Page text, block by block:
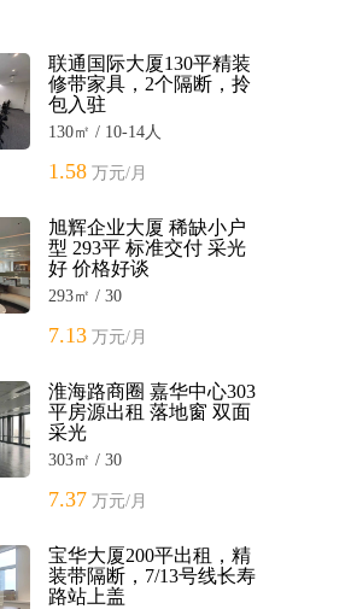
联通国际大厦130平精装
修带家具，2个隔断，拎
包入驻
130㎡ / 10-14人
1.58 万元/月
旭辉企业大厦 稀缺小户
型 293平 标准交付 采光
好 价格好谈
293㎡ / 30
7.13 万元/月
淮海路商圈 嘉华中心303
平房源出租 落地窗 双面
采光
303㎡ / 30
7.37 万元/月
宝华大厦200平出租，精
装带隔断，7/13号线长寿
路站上盖